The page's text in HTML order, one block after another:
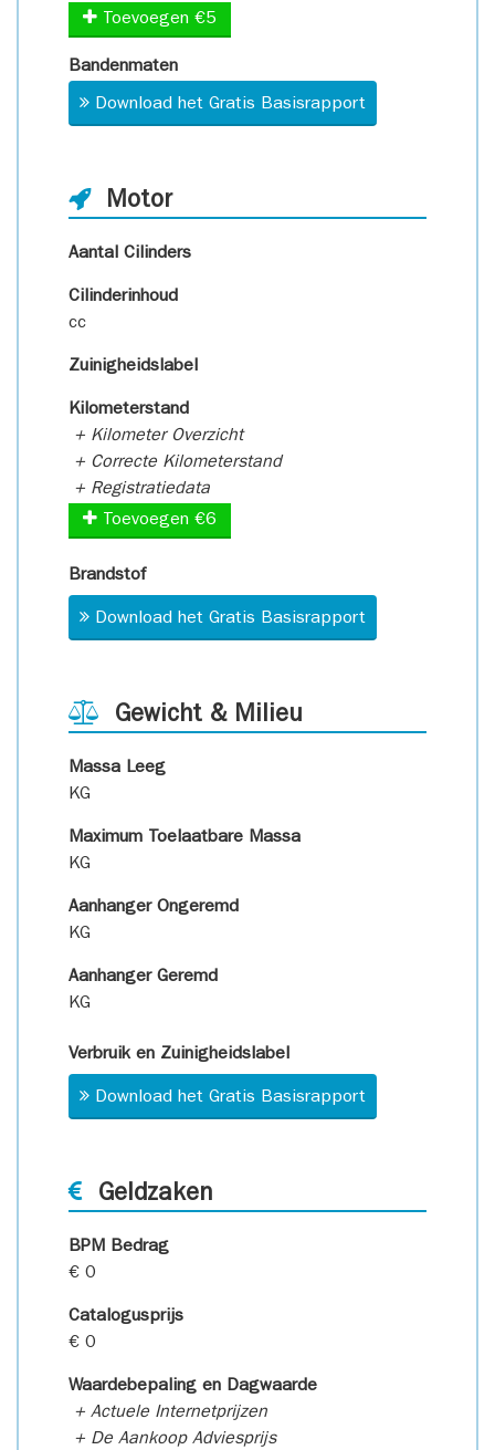
Toevoegen €5
Bandenmaten
Download het Gratis Basisrapport
Motor
Aantal Cilinders
Cilinderinhoud
cc
Zuinigheidslabel
Kilometerstand
+ Kilometer Overzicht
+ Correcte Kilometerstand
+ Registratiedata
Toevoegen €6
Brandstof
Download het Gratis Basisrapport
Gewicht & Milieu
Massa Leeg
KG
Maximum Toelaatbare Massa
KG
Aanhanger Ongeremd
KG
Aanhanger Geremd
KG
Verbruik en Zuinigheidslabel
Download het Gratis Basisrapport
Geldzaken
BPM Bedrag
€ 0
Catalogusprijs
€ 0
Waardebepaling en Dagwaarde
+ Actuele Internetprijzen
+ De Aankoop Adviesprijs